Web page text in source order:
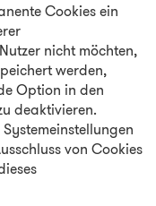
Cookies ein
nicht möchten,
werden,
Option in den
deaktivieren.
von Cookies